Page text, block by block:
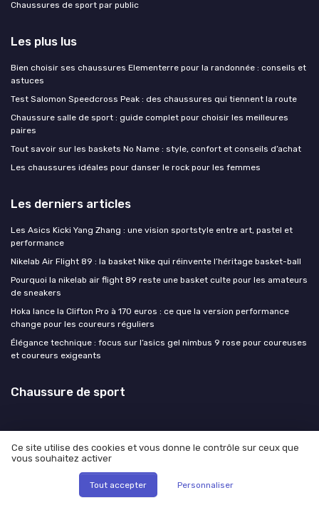
Chaussures de sport par public
Les plus lus
Bien choisir ses chaussures Elementerre pour la randonnée : conseils et
astuces
Test Salomon Speedcross Peak : des chaussures qui tiennent la route
Chaussure salle de sport : guide complet pour choisir les meilleures
paires
Tout savoir sur les baskets No Name : style, confort et conseils d’achat
Les chaussures idéales pour danser le rock pour les femmes
Les derniers articles
Les Asics Kicki Yang Zhang : une vision sportstyle entre art, pastel et
performance
Nikelab Air Flight 89 : la basket Nike qui réinvente l’héritage basket-ball
Pourquoi la nikelab air flight 89 reste une basket culte pour les amateurs
de sneakers
Hoka lance la Clifton Pro à 170 euros : ce que la version performance
change pour les coureurs réguliers
Élégance technique : focus sur l’asics gel nimbus 9 rose pour coureuses
et coureurs exigeants
Chaussure de sport
Mentions légales
© Chaussure de sport 2026
Ce site utilise des cookies et vous donne le contrôle sur ceux que
vous souhaitez activer
Tout accepter Personnaliser